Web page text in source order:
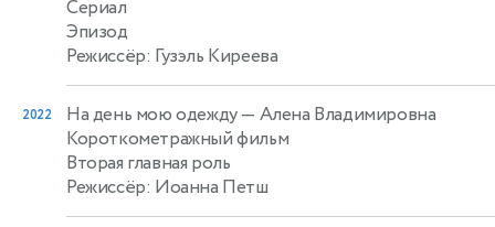
Сериал
Эпизод
Режиссёр: Гузэль Киреева
2022 На день мою одежду— Алена Владимировна
Короткометражный фильм
Вторая главная роль
Режиссёр: Иоанна Петш